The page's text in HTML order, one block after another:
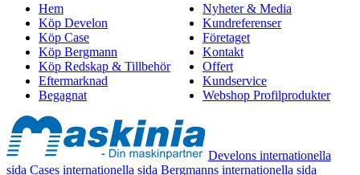
Hem
Köp Develon
Köp Case
Köp Bergmann
Köp Redskap & Tillbehör
Eftermarknad
Begagnat
Nyheter & Media
Kundreferenser
Företaget
Kontakt
Offert
Kundservice
Webshop Profilprodukter
Develons internationella
sida Cases internationella sida Bergmanns internationella sida